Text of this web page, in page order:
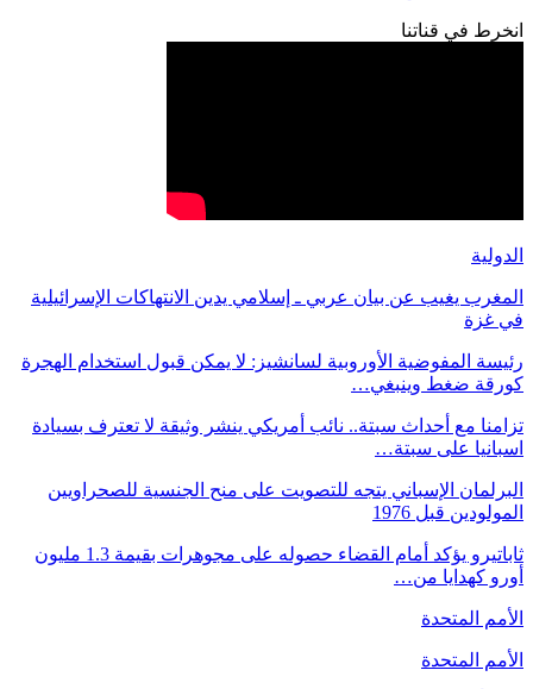
انخرط في قناتنا
الدولية
المغرب يغيب عن بيان عربي ـ إسلامي يدين الانتهاكات الإسرائيلية
في غزة
رئيسة المفوضية الأوروبية لسانشيز: لا يمكن قبول استخدام الهجرة
كورقة ضغط وينبغي…
تزامنا مع أحداث سبتة.. نائب أمريكي ينشر وثيقة لا تعترف بسيادة
اسبانيا على سبتة…
البرلمان الإسباني يتجه للتصويت على منح الجنسية للصحراويين
المولودين قبل 1976
ثاباتيرو يؤكد أمام القضاء حصوله على مجوهرات بقيمة 1.3 مليون
أورو كهدايا من…
الأمم المتحدة
الأمم المتحدة